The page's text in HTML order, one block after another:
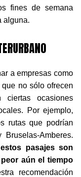
fines de semana
alguna.
a empresas como
no sólo ofrecen
ciertas ocasiones
Por ejemplo,
rutas que podrían
Amberes.
pasajes son
aún el tiempo
recomendación